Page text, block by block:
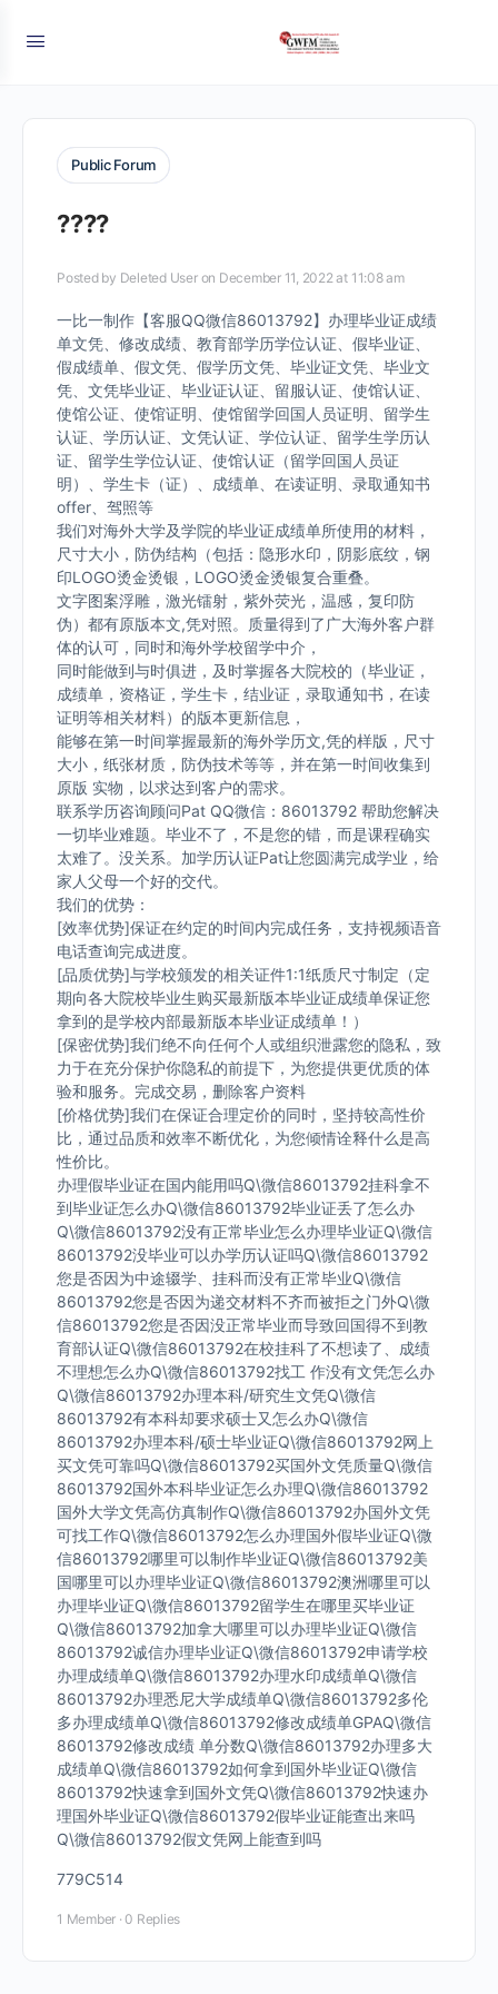
Public Forum
????
Posted by Deleted User on December 11, 2022 at 11:08 am
一比一制作【客服QQ微信86013792】办理毕业证成绩
单文凭、修改成绩、教育部学历学位认证、假毕业证、
假成绩单、假文凭、假学历文凭、毕业证文凭、毕业文
凭、文凭毕业证、毕业证认证、留服认证、使馆认证、
使馆公证、使馆证明、使馆留学回国人员证明、留学生
认证、学历认证、文凭认证、学位认证、留学生学历认
证、留学生学位认证、使馆认证（留学回国人员证
明）、学生卡（证）、成绩单、在读证明、录取通知书
offer、驾照等
我们对海外大学及学院的毕业证成绩单所使用的材料，
尺寸大小，防伪结构（包括：隐形水印，阴影底纹，钢
印LOGO烫金烫银，LOGO烫金烫银复合重叠。
文字图案浮雕，激光镭射，紫外荧光，温感，复印防
伪）都有原版本文,凭对照。质量得到了广大海外客户群
体的认可，同时和海外学校留学中介，
同时能做到与时俱进，及时掌握各大院校的（毕业证，
成绩单，资格证，学生卡，结业证，录取通知书，在读
证明等相关材料）的版本更新信息，
能够在第一时间掌握最新的海外学历文,凭的样版，尺寸
大小，纸张材质，防伪技术等等，并在第一时间收集到
原版 实物，以求达到客户的需求。
联系学历咨询顾问Pat QQ微信：86013792 帮助您解决
一切毕业难题。毕业不了，不是您的错，而是课程确实
太难了。没关系。加学历认证Pat让您圆满完成学业，给
家人父母一个好的交代。
我们的优势：
[效率优势]保证在约定的时间内完成任务，支持视频语音
电话查询完成进度。
[品质优势]与学校颁发的相关证件1:1纸质尺寸制定（定
期向各大院校毕业生购买最新版本毕业证成绩单保证您
拿到的是学校内部最新版本毕业证成绩单！）
[保密优势]我们绝不向任何个人或组织泄露您的隐私，致
力于在充分保护你隐私的前提下，为您提供更优质的体
验和服务。完成交易，删除客户资料
[价格优势]我们在保证合理定价的同时，坚持较高性价
比，通过品质和效率不断优化，为您倾情诠释什么是高
性价比。
办理假毕业证在国内能用吗Q\微信86013792挂科拿不
到毕业证怎么办Q\微信86013792毕业证丢了怎么办
Q\微信86013792没有正常毕业怎么办理毕业证Q\微信
86013792没毕业可以办学历认证吗Q\微信86013792
您是否因为中途辍学、挂科而没有正常毕业Q\微信
86013792您是否因为递交材料不齐而被拒之门外Q\微
信86013792您是否因没正常毕业而导致回国得不到教
育部认证Q\微信86013792在校挂科了不想读了、成绩
不理想怎么办Q\微信86013792找工 作没有文凭怎么办
Q\微信86013792办理本科/研究生文凭Q\微信
86013792有本科却要求硕士又怎么办Q\微信
86013792办理本科/硕士毕业证Q\微信86013792网上
买文凭可靠吗Q\微信86013792买国外文凭质量Q\微信
86013792国外本科毕业证怎么办理Q\微信86013792
国外大学文凭高仿真制作Q\微信86013792办国外文凭
可找工作Q\微信86013792怎么办理国外假毕业证Q\微
信86013792哪里可以制作毕业证Q\微信86013792美
国哪里可以办理毕业证Q\微信86013792澳洲哪里可以
办理毕业证Q\微信86013792留学生在哪里买毕业证
Q\微信86013792加拿大哪里可以办理毕业证Q\微信
86013792诚信办理毕业证Q\微信86013792申请学校
办理成绩单Q\微信86013792办理水印成绩单Q\微信
86013792办理悉尼大学成绩单Q\微信86013792多伦
多办理成绩单Q\微信86013792修改成绩单GPAQ\微信
86013792修改成绩 单分数Q\微信86013792办理多大
成绩单Q\微信86013792如何拿到国外毕业证Q\微信
86013792快速拿到国外文凭Q\微信86013792快速办
理国外毕业证Q\微信86013792假毕业证能查出来吗
Q\微信86013792假文凭网上能查到吗
779C514
1 Member · 0 Replies